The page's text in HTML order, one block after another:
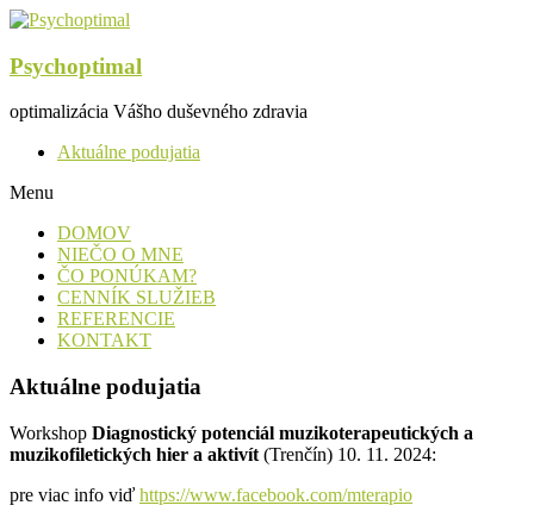
Psychoptimal
optimalizácia Vášho duševného zdravia
Aktuálne podujatia
Menu
DOMOV
NIEČO O MNE
ČO PONÚKAM?
CENNÍK SLUŽIEB
REFERENCIE
KONTAKT
Aktuálne podujatia
Workshop Diagnostický potenciál muzikoterapeutických a
muzikofiletických hier a aktivít (Trenčín) 10. 11. 2024:
pre viac info viď https://www.facebook.com/mterapio